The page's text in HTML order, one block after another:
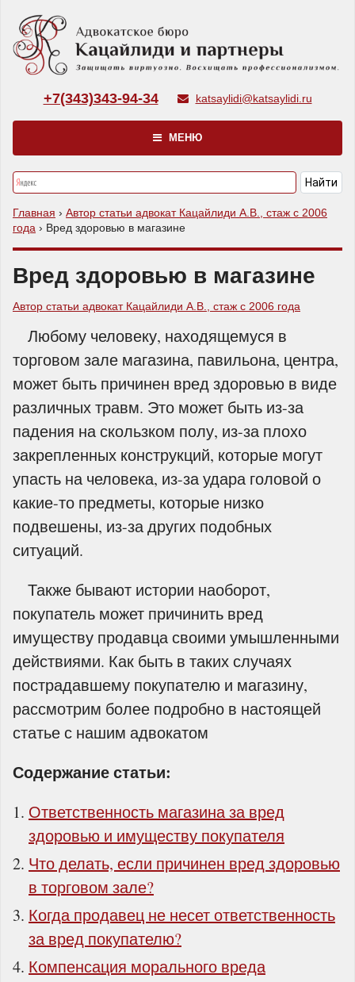
+7(343)343-94-34 katsaylidi@katsaylidi.ru
МЕНЮ
Главная › Автор статьи адвокат Кацайлиди А.В., стаж с 2006
года › Вред здоровью в магазине
Вред здоровью в магазине
Автор статьи адвокат Кацайлиди А.В., стаж с 2006 года
Любому человеку, находящемуся в
торговом зале магазина, павильона, центра,
может быть причинен вред здоровью в виде
различных травм. Это может быть из-за
падения на скользком полу, из-за плохо
закрепленных конструкций, которые могут
упасть на человека, из-за удара головой о
какие-то предметы, которые низко
подвешены, из-за других подобных
ситуаций.
Также бывают истории наоборот,
покупатель может причинить вред
имуществу продавца своими умышленными
действиями. Как быть в таких случаях
пострадавшему покупателю и магазину,
рассмотрим более подробно в настоящей
статье с нашим адвокатом
Содержание статьи:
Ответственность магазина за вред
здоровью и имуществу покупателя
Что делать, если причинен вред здоровью
в торговом зале?
Когда продавец не несет ответственность
за вред покупателю?
Компенсация морального вреда